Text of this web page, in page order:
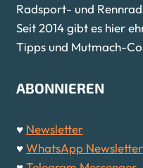
Radsport- und
Seit 2014 gibt es hier
Tipps und Mutmach-
ABONNIEREN
♥ Newsletter
♥WhatsApp Newsletter